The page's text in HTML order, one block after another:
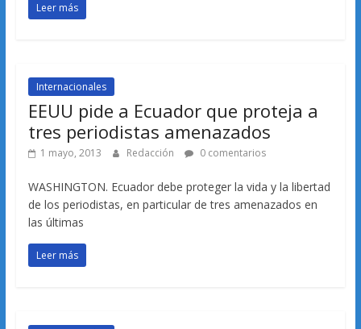
Leer más
Internacionales
EEUU pide a Ecuador que proteja a
tres periodistas amenazados
1 mayo, 2013 Redacción 0 comentarios
WASHINGTON. Ecuador debe proteger la vida y la libertad
de los periodistas, en particular de tres amenazados en
las últimas
Leer más